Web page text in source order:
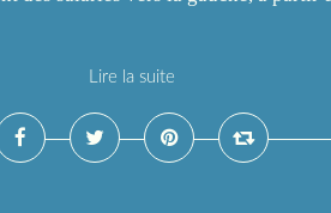
Lire la suite